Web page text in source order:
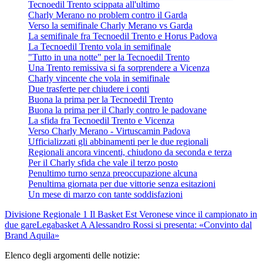
Tecnoedil Trento scippata all'ultimo
Charly Merano no problem contro il Garda
Verso la semifinale Charly Merano vs Garda
La semifinale fra Tecnoedil Trento e Horus Padova
La Tecnoedil Trento vola in semifinale
"Tutto in una notte" per la Tecnoedil Trento
Una Trento remissiva si fa sorprendere a Vicenza
Charly vincente che vola in semifinale
Due trasferte per chiudere i conti
Buona la prima per la Tecnoedil Trento
Buona la prima per il Charly contro le padovane
La sfida fra Tecnoedil Trento e Vicenza
Verso Charly Merano - Virtuscamin Padova
Ufficializzati gli abbinamenti per le due regionali
Regionali ancora vincenti, chiudono da seconda e terza
Per il Charly sfida che vale il terzo posto
Penultimo turno senza preoccupazione alcuna
Penultima giornata per due vittorie senza esitazioni
Un mese di marzo con tante soddisfazioni
Divisione Regionale 1 Il Basket Est Veronese vince il campionato in
due gareLegabasket A Alessandro Rossi si presenta: «Convinto dal
Brand Aquila»
Elenco degli argomenti delle notizie: